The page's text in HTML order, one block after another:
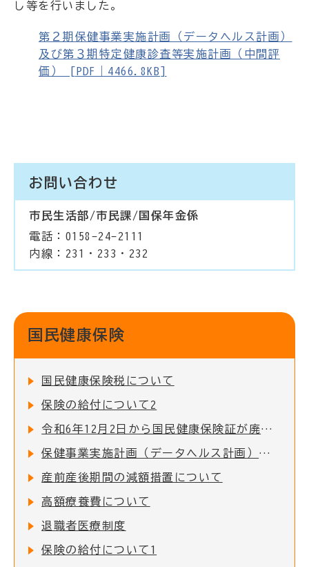
し等を行いました。
第２期保健事業実施計画（データヘルス計画）
及び第３期特定健康診査等実施計画（中間評
価） [PDF｜4466.8KB]
お問い合わせ
市民生活部/市民課/国保年金係
電話：0158-24-2111
内線：231・233・232
国民健康保険
国民健康保険税について
保険の給付について2
令和6年12月2日から国民健康保険証が廃止となります
保健事業実施計画（データヘルス計画）について
産前産後期間の減額措置について
高額療養費について
退職者医療制度
保険の給付について1